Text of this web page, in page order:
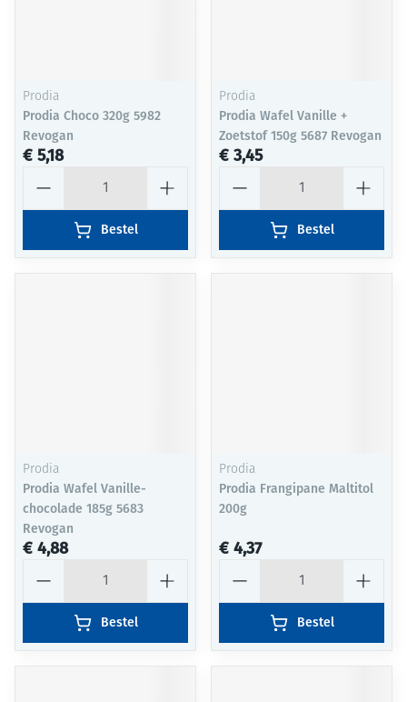
Prodia
Prodia Choco 320g 5982
Revogan
€ 5,18
Bestel
Prodia
Prodia Wafel Vanille +
Zoetstof 150g 5687 Revogan
€ 3,45
Bestel
Prodia
Prodia Wafel Vanille-
chocolade 185g 5683
Revogan
€ 4,88
Bestel
Prodia
Prodia Frangipane Maltitol
200g
€ 4,37
Bestel